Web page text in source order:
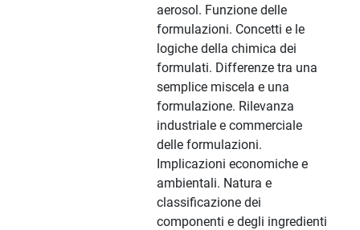
aerosol. Funzione delle
formulazioni. Concetti e le
logiche della chimica dei
formulati. Differenze tra una
semplice miscela e una
formulazione. Rilevanza
industriale e commerciale
delle formulazioni.
Implicazioni economiche e
ambientali. Natura e
classificazione dei
componenti e degli ingredienti